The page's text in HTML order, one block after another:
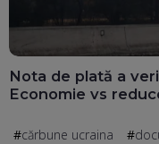
Nota de plată a
Economie vs
cărbune ucraina